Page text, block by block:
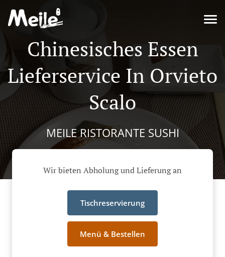
Chinesisches Essen
Lieferservice In Orvieto
Scalo
MEILE RISTORANTE SUSHI
Wir bieten Abholung und Lieferung an
Tischreservierung
Menü & Bestellen